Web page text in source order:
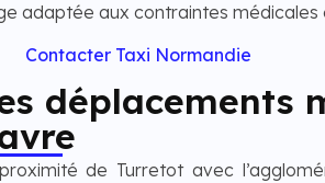
adaptée aux contraintes médicales
Contacter Taxi Normandie
déplacements
de Turretot avec